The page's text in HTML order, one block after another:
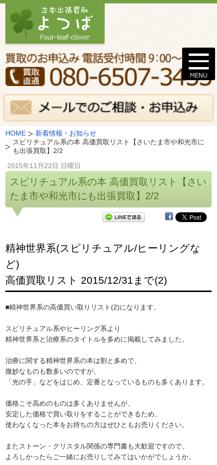
HOME
新着情報・お知らせ
スピリチュアル系の本 高価買取リスト【さいたま市や和光市に
も出張買取】2/2
2015年11月22日 日曜日
スピリチュアル系の本 高価買取リスト【さい
たま市や和光市にも出張買取】2/2
精神世界系(スピリチュアル/ヒーリングな
ど)
高価買取リスト 2015/12/31まで(2)
■精神世界系の高価買い取りリスト(2)になります。
スピリチュアル系やヒーリング系より
精神世界系と治療系のタイトルを多めに掲載してみました。
治療に関する精神世界系の本は割と多めで、
微妙なものも数多いのですが、
「光の手」などをはじめ、定番となっているものも多くあります。
価格こそ高めのものは多くありませんが、
安定した価格で買い取りをすることができるため、
使わなくなった本をお持ちの方はぜひともお売りください。
またストーン・クリスタル関係の専門書も大歓迎ですので、
よろしかったらご一緒にお売りしてみてはいかがでしょうか。